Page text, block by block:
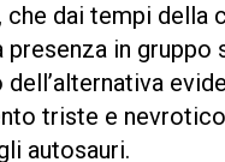
dai tempi della
presenza in gruppo
triste e
autosauri.